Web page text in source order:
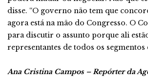
disse. “O governo não tem que
agora está na mão do Congresso. O
para discutir o assunto porque ali
representantes de todos os segmentos
Ana Cristina Campos – Repórter da